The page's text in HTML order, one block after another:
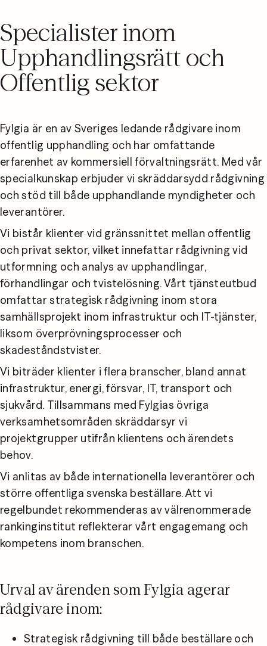
Specialister inom
Upphandlingsrätt och
Offentlig sektor
Fylgia är en av Sveriges ledande rådgivare inom
offentlig upphandling och har omfattande
erfarenhet av kommersiell förvaltningsrätt. Med vår
specialkunskap erbjuder vi skräddarsydd rådgivning
och stöd till både upphandlande myndigheter och
leverantörer.
Vi bistår klienter vid gränssnittet mellan offentlig
och privat sektor, vilket innefattar rådgivning vid
utformning och analys av upphandlingar,
förhandlingar och tvistelösning. Vårt tjänsteutbud
omfattar strategisk rådgivning inom stora
samhällsprojekt inom infrastruktur och IT-tjänster,
liksom överprövningsprocesser och
skadeståndstvister.
Vi biträder klienter i flera branscher, bland annat
infrastruktur, energi, försvar, IT, transport och
sjukvård. Tillsammans med Fylgias övriga
verksamhetsområden skräddarsyr vi
projektgrupper utifrån klientens och ärendets
behov.
Vi anlitas av både internationella leverantörer och
större offentliga svenska beställare. Att vi
regelbundet rekommenderas av välrenommerade
rankinginstitut reflekterar vårt engagemang och
kompetens inom branschen.
Urval av ärenden som Fylgia agerar
rådgivare inom:
Strategisk rådgivning till både beställare och